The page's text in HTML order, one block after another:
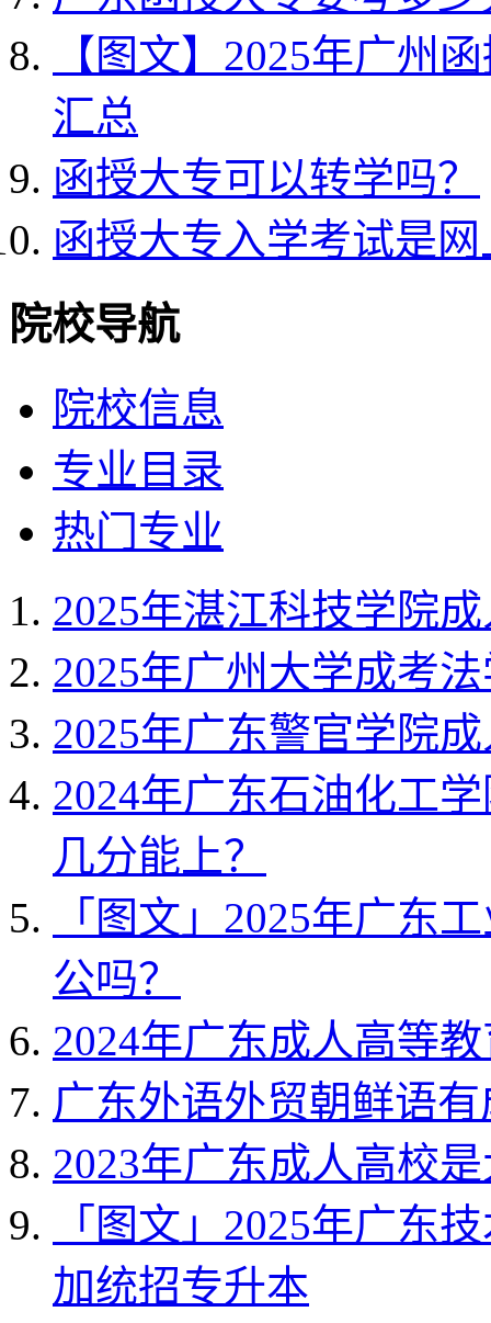
【图文】2025年广州
汇总
函授大专可以转学吗？
函授大专入学考试是
院校导航
院校信息
专业目录
热门专业
2025年湛江科技学院
2025年广州大学成考
2025年广东警官学院
2024年广东石油化工
几分能上？
「图文」2025年广东
公吗？
2024年广东成人高等
广东外语外贸朝鲜语
2023年广东成人高校
「图文」2025年广东
加统招专升本